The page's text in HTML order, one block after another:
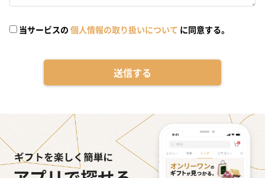
当サービスの 個人情報の取り扱いについて に同意する。
送信する